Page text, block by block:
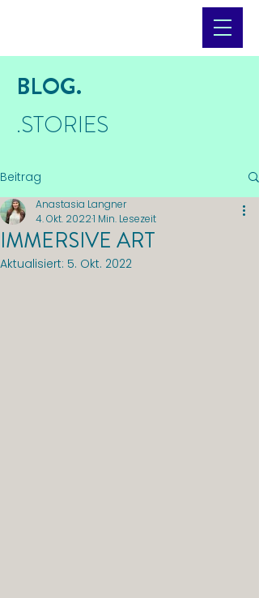
BLOG.
.STORIES
Beitrag
IMMERSIVE ART
Anastasia Langner
4. Okt. 20221 Min. Lesezeit
Aktualisiert: 5. Okt. 2022